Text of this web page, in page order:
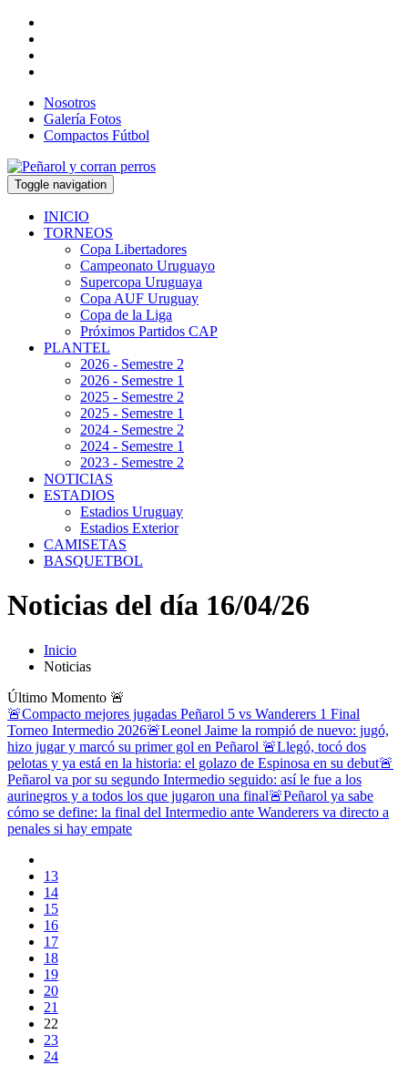
Nosotros
Galería Fotos
Compactos Fútbol
Toggle navigation
INICIO
TORNEOS
Copa Libertadores
Campeonato Uruguayo
Supercopa Uruguaya
Copa AUF Uruguay
Copa de la Liga
Próximos Partidos CAP
PLANTEL
2026 - Semestre 2
2026 - Semestre 1
2025 - Semestre 2
2025 - Semestre 1
2024 - Semestre 2
2024 - Semestre 1
2023 - Semestre 2
NOTICIAS
ESTADIOS
Estadios Uruguay
Estadios Exterior
CAMISETAS
BASQUETBOL
Noticias del día 16/04/26
Inicio
Noticias
Último Momento 🚨
🚨Compacto mejores jugadas Peñarol 5 vs Wanderers 1 Final
Torneo Intermedio 2026🚨Leonel Jaime la rompió de nuevo: jugó,
hizo jugar y marcó su primer gol en Peñarol 🚨Llegó, tocó dos
pelotas y ya está en la historia: el golazo de Espinosa en su debut🚨
Peñarol va por su segundo Intermedio seguido: así le fue a los
aurinegros y a todos los que jugaron una final🚨Peñarol ya sabe
cómo se define: la final del Intermedio ante Wanderers va directo a
penales si hay empate
13
14
15
16
17
18
19
20
21
22
23
24